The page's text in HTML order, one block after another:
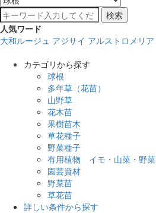
検索
人気ワード
大和ルージュ アジサイ アルストロメリア
カテゴリから探す
球根
多年草（花苗）
山野草
花木苗
果樹苗木
草花種子
野菜種子
有用植物 イモ・山菜・野菜
園芸資材
野菜苗
草花苗
詳しい条件から探す